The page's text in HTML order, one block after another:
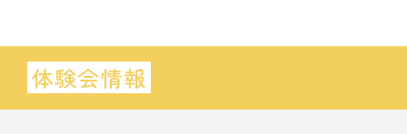
体験会情報